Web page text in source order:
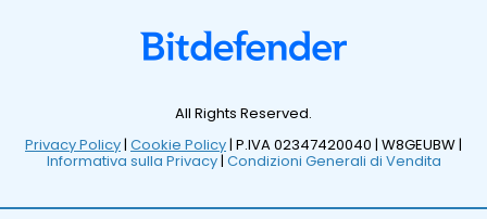
All Rights Reserved.
Privacy Policy| Cookie Policy| P.IVA 02347420040 | W8GEUBW |
Informativa sulla Privacy| Condizioni Generali di Vendita